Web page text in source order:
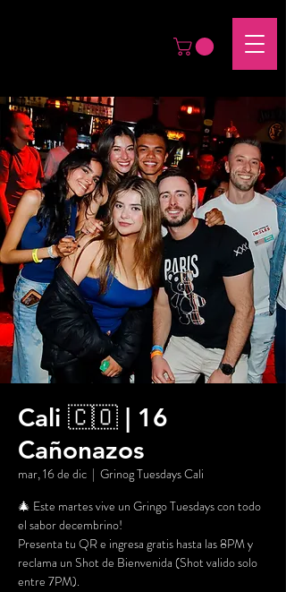
Cali 🇨🇴 | 16
Cañonazos
mar, 16 de dic
  |
Grinog Tuesdays Cali
🎄 Este martes vive un Gringo Tuesdays con todo
el sabor decembrino!
Presenta tu QR e ingresa gratis hasta las 8PM y
reclama un Shot de Bienvenida (Shot valido solo
entre 7PM).